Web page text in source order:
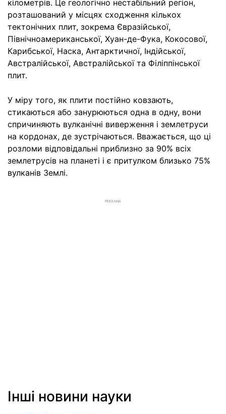
кілометрів. Це геологічно нестабільний регіон,
розташований у місцях сходження кількох
тектонічних плит, зокрема Євразійської,
Північноамериканської, Хуан-де-Фука, Кокосової,
Карибської, Наска, Антарктичної, Індійської,
Австралійської, Австралійської та Філіппінської
плит.
У міру того, як плити постійно ковзають,
стикаються або занурюються одна в одну, вони
спричиняють вулканічні виверження і землетруси
на кордонах, де зустрічаються. Вважається, що ці
розломи відповідальні приблизно за 90% всіх
землетрусів на планеті і є притулком близько 75%
вулканів Землі.
РЕКЛАМА
Інші новини науки